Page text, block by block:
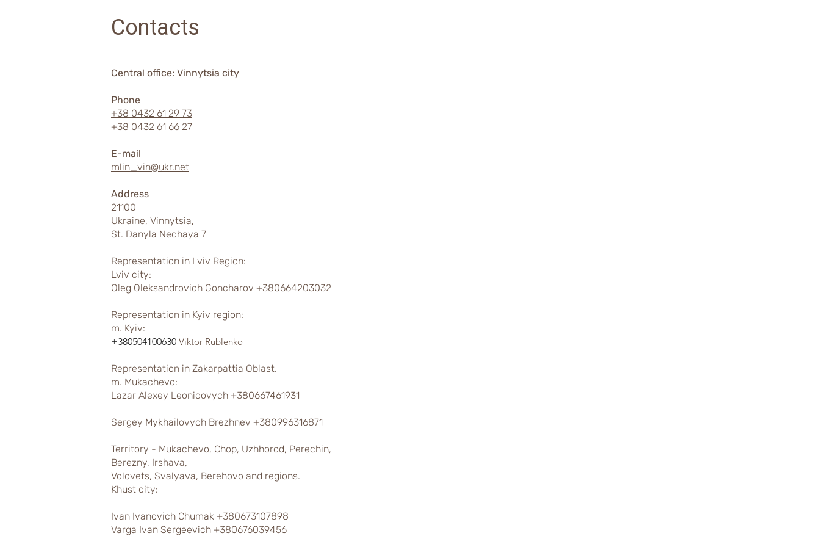
України
Contacts
Central office: Vinnytsia city
Phone
+38 0432 61 29 73
+38 0432 61 66 27
E-mail
mlin_vin@ukr.net
Address
21100
Ukraine, Vinnytsia,
St. Danyla Nechaya 7
Representation in Lviv Region:
Lviv city:
Oleg Oleksandrovich Goncharov +380664203032
Representation in Kyiv region:
m. Kyiv:
+380504100630 Viktor Rublenko
Representation in Zakarpattia Oblast.
m. Mukachevo:
Lazar Alexey Leonidovych +380667461931
Sergey Mykhailovych Brezhnev +380996316871
Territory - Mukachevo, Chop, Uzhhorod, Perechin,
Berezny, Irshava,
Volovets, Svalyava, Berehovo and regions.
Khust city:
Ivan Ivanovich Chumak +380673107898
Varga Ivan Sergeevich +380676039456